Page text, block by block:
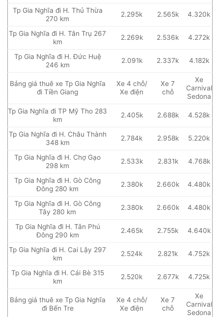
Tp Gia Nghĩa đi H. Thủ Thừa
270 km
2.295k 2.565k 4.320k
Tp Gia Nghĩa đi H. Tân Trụ 267
km
2.269k 2.536k 4.272k
Tp Gia Nghĩa đi H. Đức Huệ
246 km
2.091k 2.337k 4.182k
Bảng giá thuê xe Tp Gia Nghĩa
đi Tiền Giang
Xe 4 chỗ/
Xe điện
Xe 7
chỗ
Xe
Carnival
Sedona
Tp Gia Nghĩa đi TP Mỹ Tho 283
km
2.405k 2.688k 4.528k
Tp Gia Nghĩa đi H. Châu Thành
348 km
2.784k 2.958k 5.220k
Tp Gia Nghĩa đi H. Chợ Gạo
298 km
2.533k 2.831k 4.768k
Tp Gia Nghĩa đi H. Gò Công
Đông 280 km
2.380k 2.660k 4.480k
Tp Gia Nghĩa đi H. Gò Công
Tây 280 km
2.380k 2.660k 4.480k
Tp Gia Nghĩa đi H. Tân Phú
Đông 290 km
2.465k 2.755k 4.640k
Tp Gia Nghĩa đi H. Cai Lậy 297
km
2.524k 2.821k 4.752k
Tp Gia Nghĩa đi H. Cái Bè 315
km
2.520k 2.677k 4.725k
Bảng giá thuê xe Tp Gia Nghĩa
đi Bến Tre
Xe 4 chỗ/
Xe điện
Xe 7
chỗ
Xe
Carnival
Sedona